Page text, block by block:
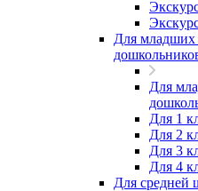
Для младших
Для
Для 1
Для 2
Для 3
Для 4
Для средней